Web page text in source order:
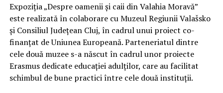
Expoziția „Despre oamenii și caii din Valahia Moravă”
este realizată în colaborare cu Muzeul Regiunii Valašsko
și Consiliul Județean Cluj, în cadrul unui proiect co-
finanțat de Uniunea Europeană. Parteneriatul dintre
cele două muzee s-a născut în cadrul unor proiecte
Erasmus dedicate educației adulților, care au facilitat
schimbul de bune practici între cele două instituții.